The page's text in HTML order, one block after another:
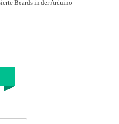
Boards in der Arduino